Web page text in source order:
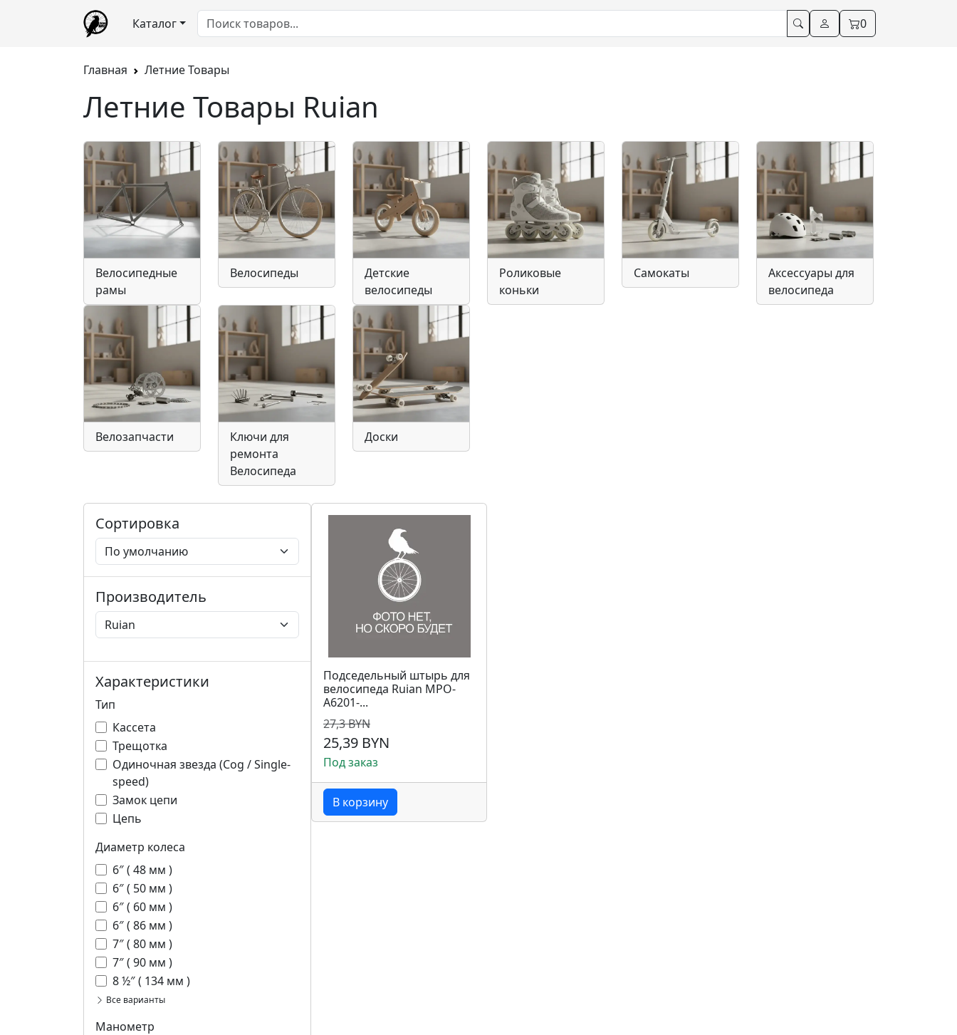
Каталог 0
Главная Летние Товары
Летние Товары Ruian
Велосипедные
рамы
Велосипеды
Детские
велосипеды
Роликовые
коньки
Самокаты
Аксессуары для
велосипеда
Велозапчасти
Ключи для
ремонта
Велосипеда
Доски
Сортировка
Производитель
Характеристики
Тип
Кассета
Трещотка
Одиночная звезда (Cog / Single-
speed)
Замок цепи
Цепь
Диаметр колеса
6″ ( 48 мм )
6″ ( 50 мм )
6″ ( 60 мм )
6″ ( 86 мм )
7″ ( 80 мм )
7″ ( 90 мм )
8 ½″ ( 134 мм )
Все варианты
Манометр
Подседельный штырь для
велосипеда Ruian MPO-
A6201-...
27,3 BYN
25,39 BYN
Под заказ
В корзину